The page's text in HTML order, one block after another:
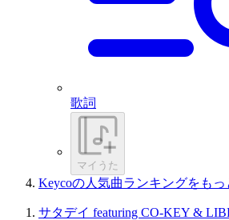
歌詞
マイうた
Keycoの人気曲ランキングをもっ
サタデイ featuring CO-KEY &